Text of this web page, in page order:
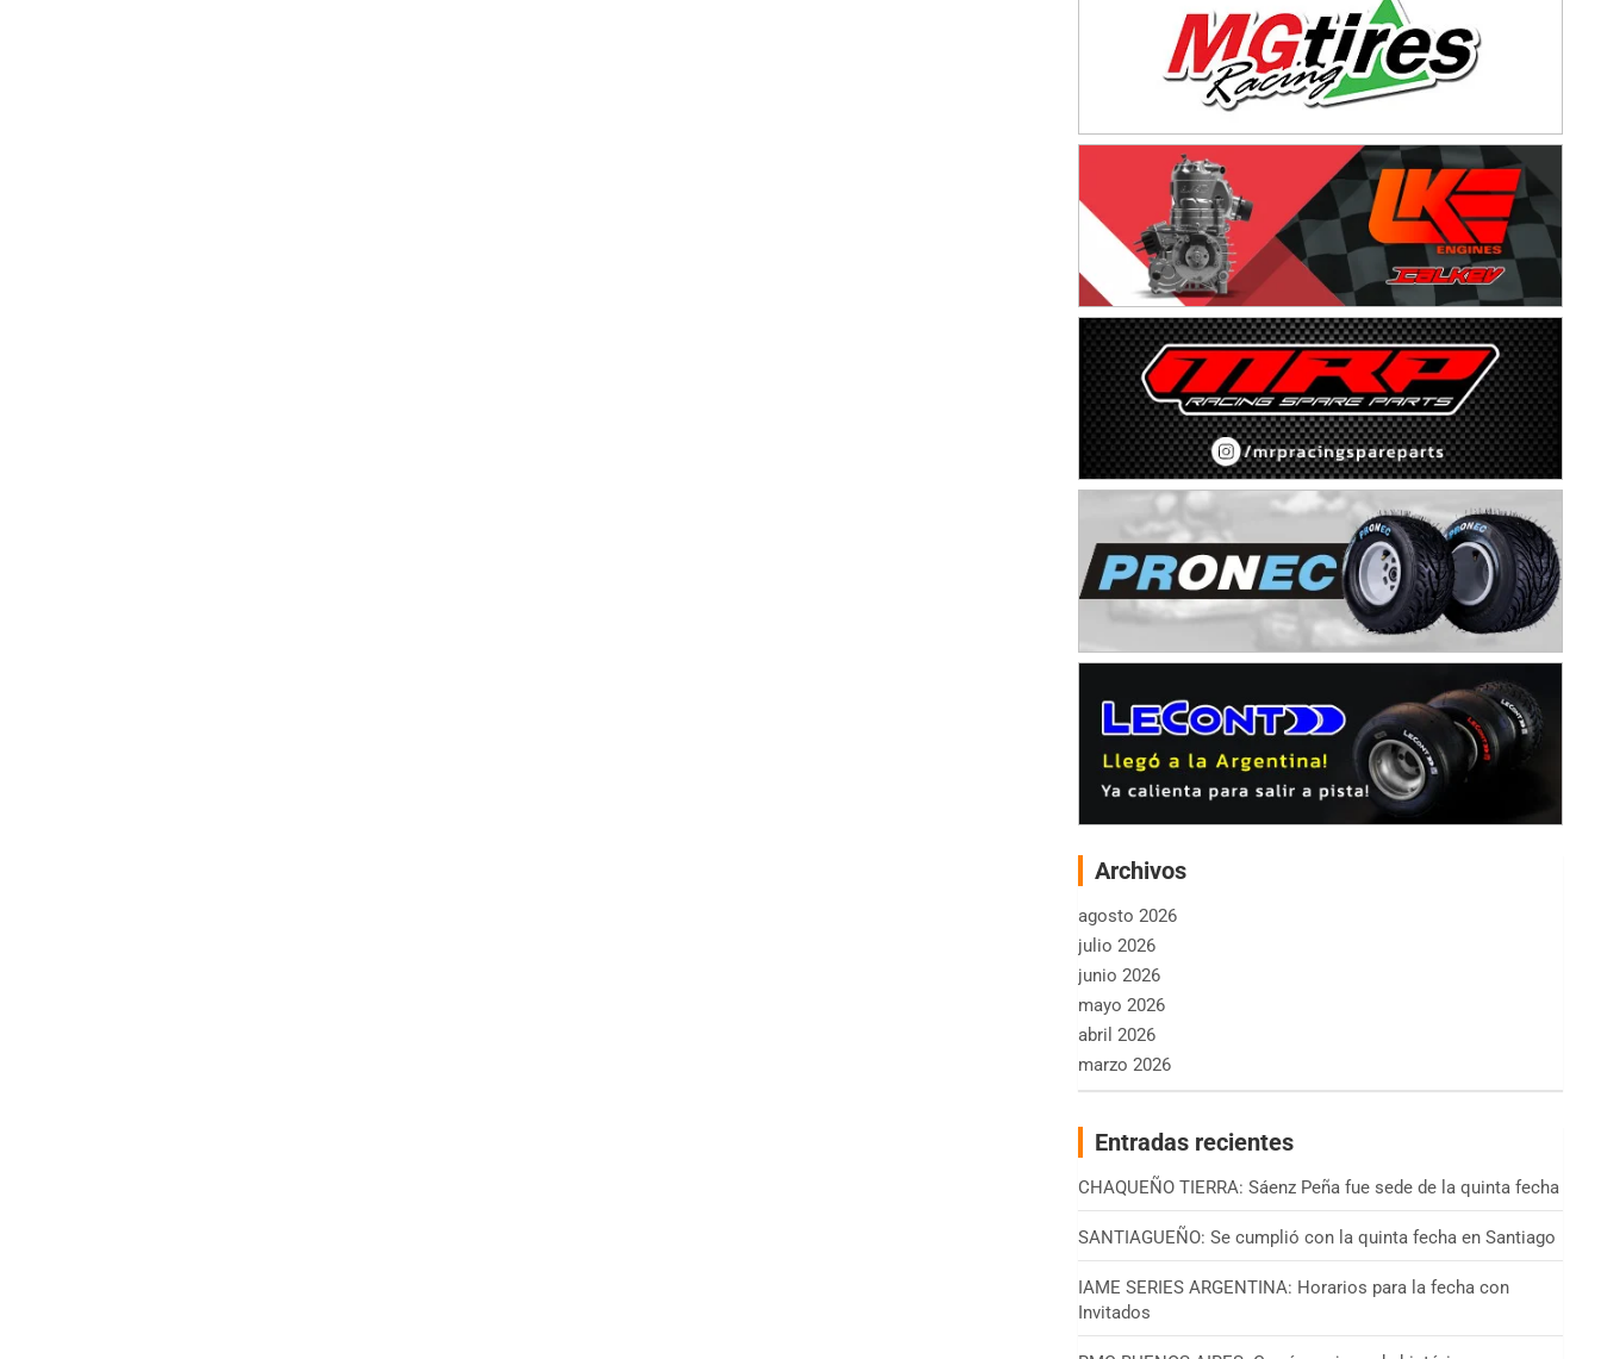
Archivos
agosto 2026
julio 2026
junio 2026
mayo 2026
abril 2026
marzo 2026
Entradas recientes
CHAQUEÑO TIERRA: Sáenz Peña fue sede de la quinta fecha
SANTIAGUEÑO: Se cumplió con la quinta fecha en Santiago
IAME SERIES ARGENTINA: Horarios para la fecha con
Invitados